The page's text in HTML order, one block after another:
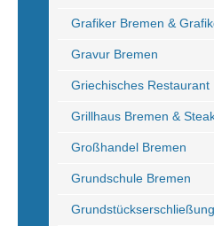
Grafiker Bremen &
Gravur Bremen
Griechisches Restaurant
Grillhaus Bremen &
Großhandel Bremen
Grundschule Bremen